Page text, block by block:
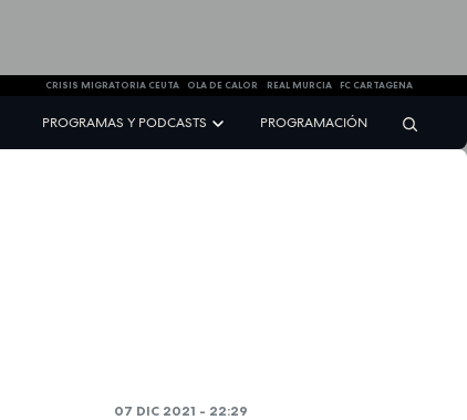
CRISIS MIGRATORIA CEUTA OLA DE CALOR REAL MURCIA FC CARTAGENA
PROGRAMAS Y PODCASTS PROGRAMACIÓN
07 DIC 2021 - 22:29